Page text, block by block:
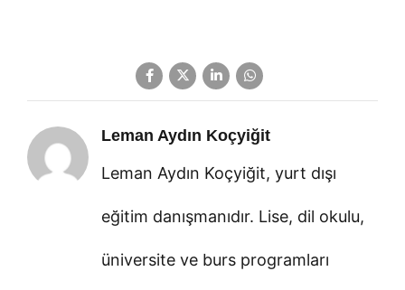
Leman Aydın Koçyiğit
Leman Aydın Koçyiğit, yurt dışı
eğitim danışmanıdır. Lise, dil okulu,
üniversite ve burs programları